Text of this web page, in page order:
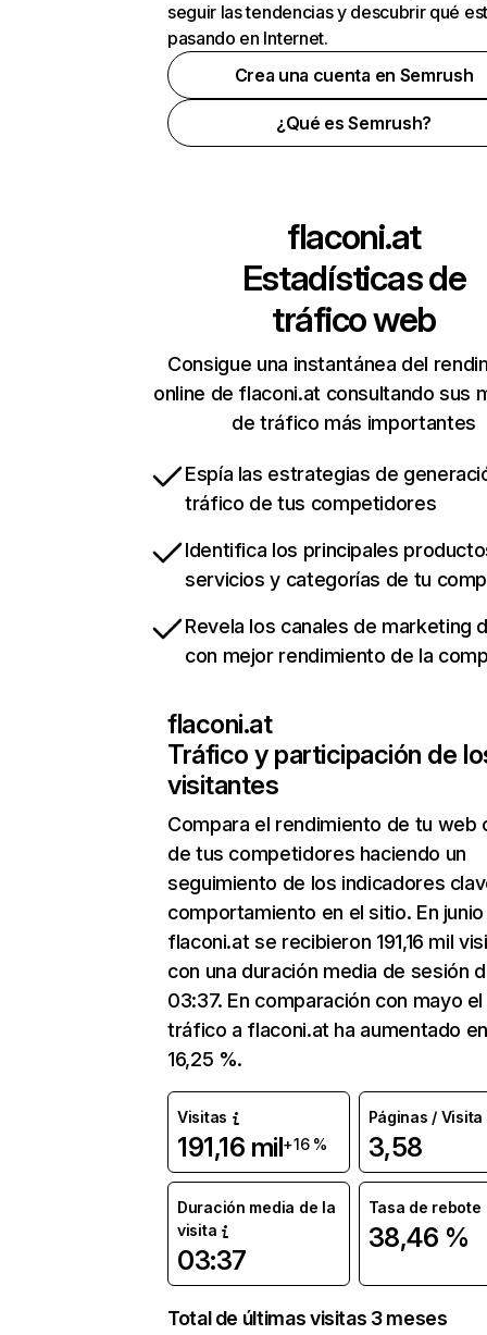
seguir las tendencias y descubrir qué
pasando en Internet.
Crea una cuenta en Semrush
¿Qué es Semrush?
flaconi.at
Estadísticas de
tráfico web
Consigue una instantánea del
online de flaconi.at consultando sus
de tráfico más importantes
Espía las estrategias de
tráfico de tus competidores
Identifica los principales
servicios y categorías de tu
Revela los canales de marketing
con mejor rendimiento de la
flaconi.at
Tráfico y participación de
visitantes
Compara el rendimiento de tu web
de tus competidores haciendo un
seguimiento de los indicadores
comportamiento en el sitio. En junio
flaconi.at se recibieron 191,16 mil
con una duración media de sesión
03:37. En comparación con mayo el
tráfico a flaconi.at ha aumentado
16,25 %.
Visitas
191,16 mil+16 %
Páginas / Visita
3,58
Duración media de la
visita
03:37
Tasa de rebote
38,46 %
Total de últimas visitas 3 meses